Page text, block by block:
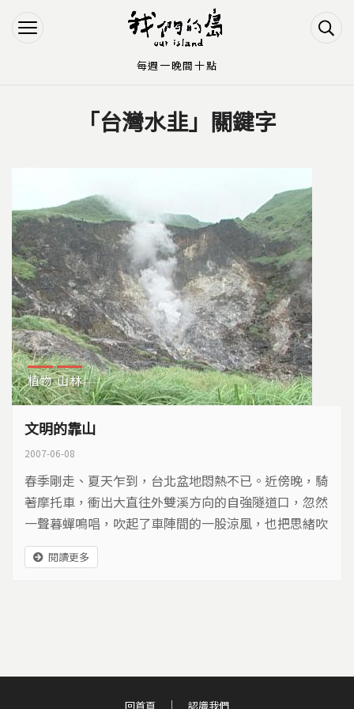
Jump to Navigation
Jump to Main content
「台灣水韭」關鍵字
植物 山林
文明的靠山
2007-06-08
春季剛走、夏天乍到，台北盆地悶熱不已。近傍晚，騎
著摩托車，衝出大直往外雙溪方向的自強隧道口，忽然
一聲暮蟬鳴唱，吹起了車陣間的一股涼風，也把思緒吹
向了北方的陽明山。夏天的陽明山，像極台北市的天然
冷氣房，清爽地撫慰著都市人的躁動與不安。是誰開的
閱讀更多
回首頁 認識我們
每週一晚間十點